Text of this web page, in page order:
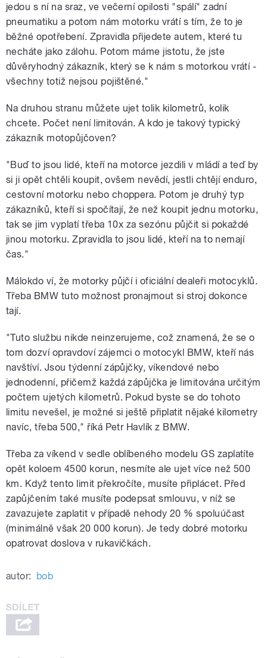
jedou s ní na sraz, ve večerní opilosti "spálí" zadní
pneumatiku a potom nám motorku vrátí s tím, že to je
běžné opotřebení. Zpravidla přijedete autem, které tu
necháte jako zálohu. Potom máme jistotu, že jste
důvěryhodný zákazník, který se k nám s motorkou vrátí -
všechny totiž nejsou pojištěné."
Na druhou stranu můžete ujet tolik kilometrů, kolik
chcete. Počet není limitován. A kdo je takový typický
zákazník motopůjčoven?
"Buď to jsou lidé, kteří na motorce jezdili v mládí a teď by
si ji opět chtěli koupit, ovšem nevědí, jestli chtějí enduro,
cestovní motorku nebo choppera. Potom je druhý typ
zákazníků, kteří si spočítají, že než koupit jednu motorku,
tak se jim vyplatí třeba 10x za sezónu půjčit si pokaždé
jinou motorku. Zpravidla to jsou lidé, kteří na to nemají
čas."
Málokdo ví, že motorky půjčí i oficiální dealeři motocyklů.
Třeba BMW tuto možnost pronajmout si stroj dokonce
tají.
"Tuto službu nikde neinzerujeme, což znamená, že se o
tom dozví opravdoví zájemci o motocykl BMW, kteří nás
navštíví. Jsou týdenní zápůjčky, víkendové nebo
jednodenní, přičemž každá zápůjčka je limitována určitým
počtem ujetých kilometrů. Pokud byste se do tohoto
limitu nevešel, je možné si ještě připlatit nějaké kilometry
navíc, třeba 500," říká Petr Havlík z BMW.
Třeba za víkend v sedle oblíbeného modelu GS zaplatíte
opět koloem 4500 korun, nesmíte ale ujet více než 500
km. Když tento limit překročíte, musíte připlácet. Před
zapůjčením také musíte podepsat smlouvu, v níž se
zavazujete zaplatit v případě nehody 20 % spoluúčast
(minimálně však 20 000 korun). Je tedy dobré motorku
opatrovat doslova v rukavičkách.
autor: bob